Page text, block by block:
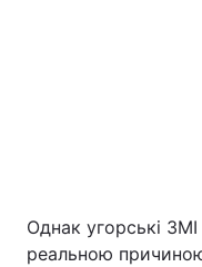
Однак угорські
реальною